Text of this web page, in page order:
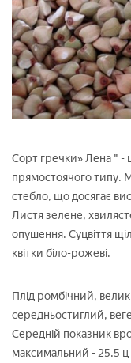
Сорт гречки» Лена " -
прямостоячого типу.
стебло, що досягає
Листя зелене,
опушення. Суцвіття
квітки біло-рожеві.
Плід ромбічний,
середньостиглий,
Середній показник
максимальний - 25,5 ц